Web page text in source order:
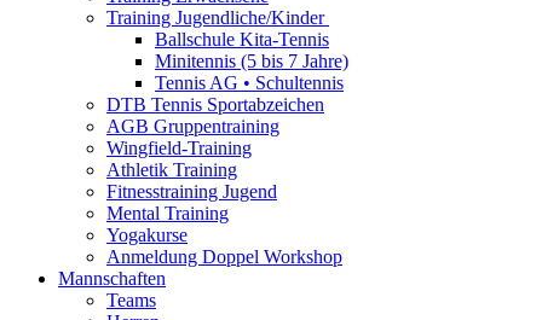
Training Jugendliche/Kinder
Ballschule Kita-Tennis
Minitennis (5 bis 7 Jahre)
Tennis AG • Schultennis
DTB Tennis Sportabzeichen
AGB Gruppentraining
Wingfield-Training
Athletik Training
Fitnesstraining Jugend
Mental Training
Yogakurse
Anmeldung Doppel Workshop
Mannschaften
Teams